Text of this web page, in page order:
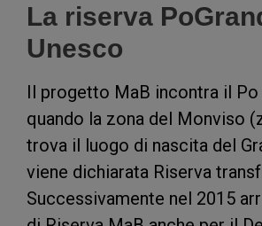
La riserva
Unesco
Il progetto MaB incontra il Po
quando la zona del Monviso
trova il luogo di nascita del
viene dichiarata Riserva
Successivamente nel 2015